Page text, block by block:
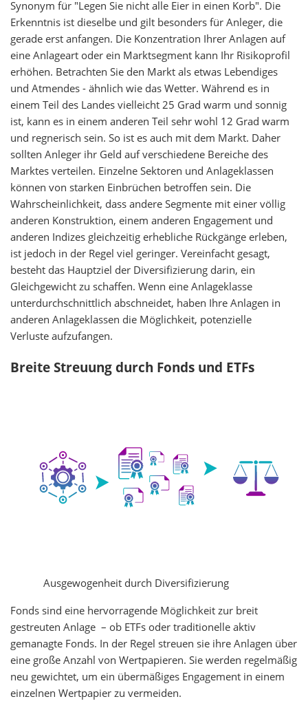
Synonym für "Legen Sie nicht alle Eier in einen Korb". Die
Erkenntnis ist dieselbe und gilt besonders für Anleger, die
gerade erst anfangen. Die Konzentration Ihrer Anlagen auf
eine Anlageart oder ein Marktsegment kann Ihr Risikoprofil
erhöhen. Betrachten Sie den Markt als etwas Lebendiges
und Atmendes - ähnlich wie das Wetter. Während es in
einem Teil des Landes vielleicht 25 Grad warm und sonnig
ist, kann es in einem anderen Teil sehr wohl 12 Grad warm
und regnerisch sein. So ist es auch mit dem Markt. Daher
sollten Anleger ihr Geld auf verschiedene Bereiche des
Marktes verteilen. Einzelne Sektoren und Anlageklassen
können von starken Einbrüchen betroffen sein. Die
Wahrscheinlichkeit, dass andere Segmente mit einer völlig
anderen Konstruktion, einem anderen Engagement und
anderen Indizes gleichzeitig erhebliche Rückgänge erleben,
ist jedoch in der Regel viel geringer. Vereinfacht gesagt,
besteht das Hauptziel der Diversifizierung darin, ein
Gleichgewicht zu schaffen. Wenn eine Anlageklasse
unterdurchschnittlich abschneidet, haben Ihre Anlagen in
anderen Anlageklassen die Möglichkeit, potenzielle
Verluste aufzufangen.
Breite Streuung durch Fonds und ETFs
Ausgewogenheit durch Diversifizierung
Fonds sind eine hervorragende Möglichkeit zur breit
gestreuten Anlage – ob ETFs oder traditionelle aktiv
gemanagte Fonds. In der Regel streuen sie ihre Anlagen über
eine große Anzahl von Wertpapieren. Sie werden regelmäßig
neu gewichtet, um ein übermäßiges Engagement in einem
einzelnen Wertpapier zu vermeiden.